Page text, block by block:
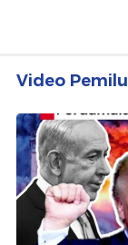
Video Pemilu